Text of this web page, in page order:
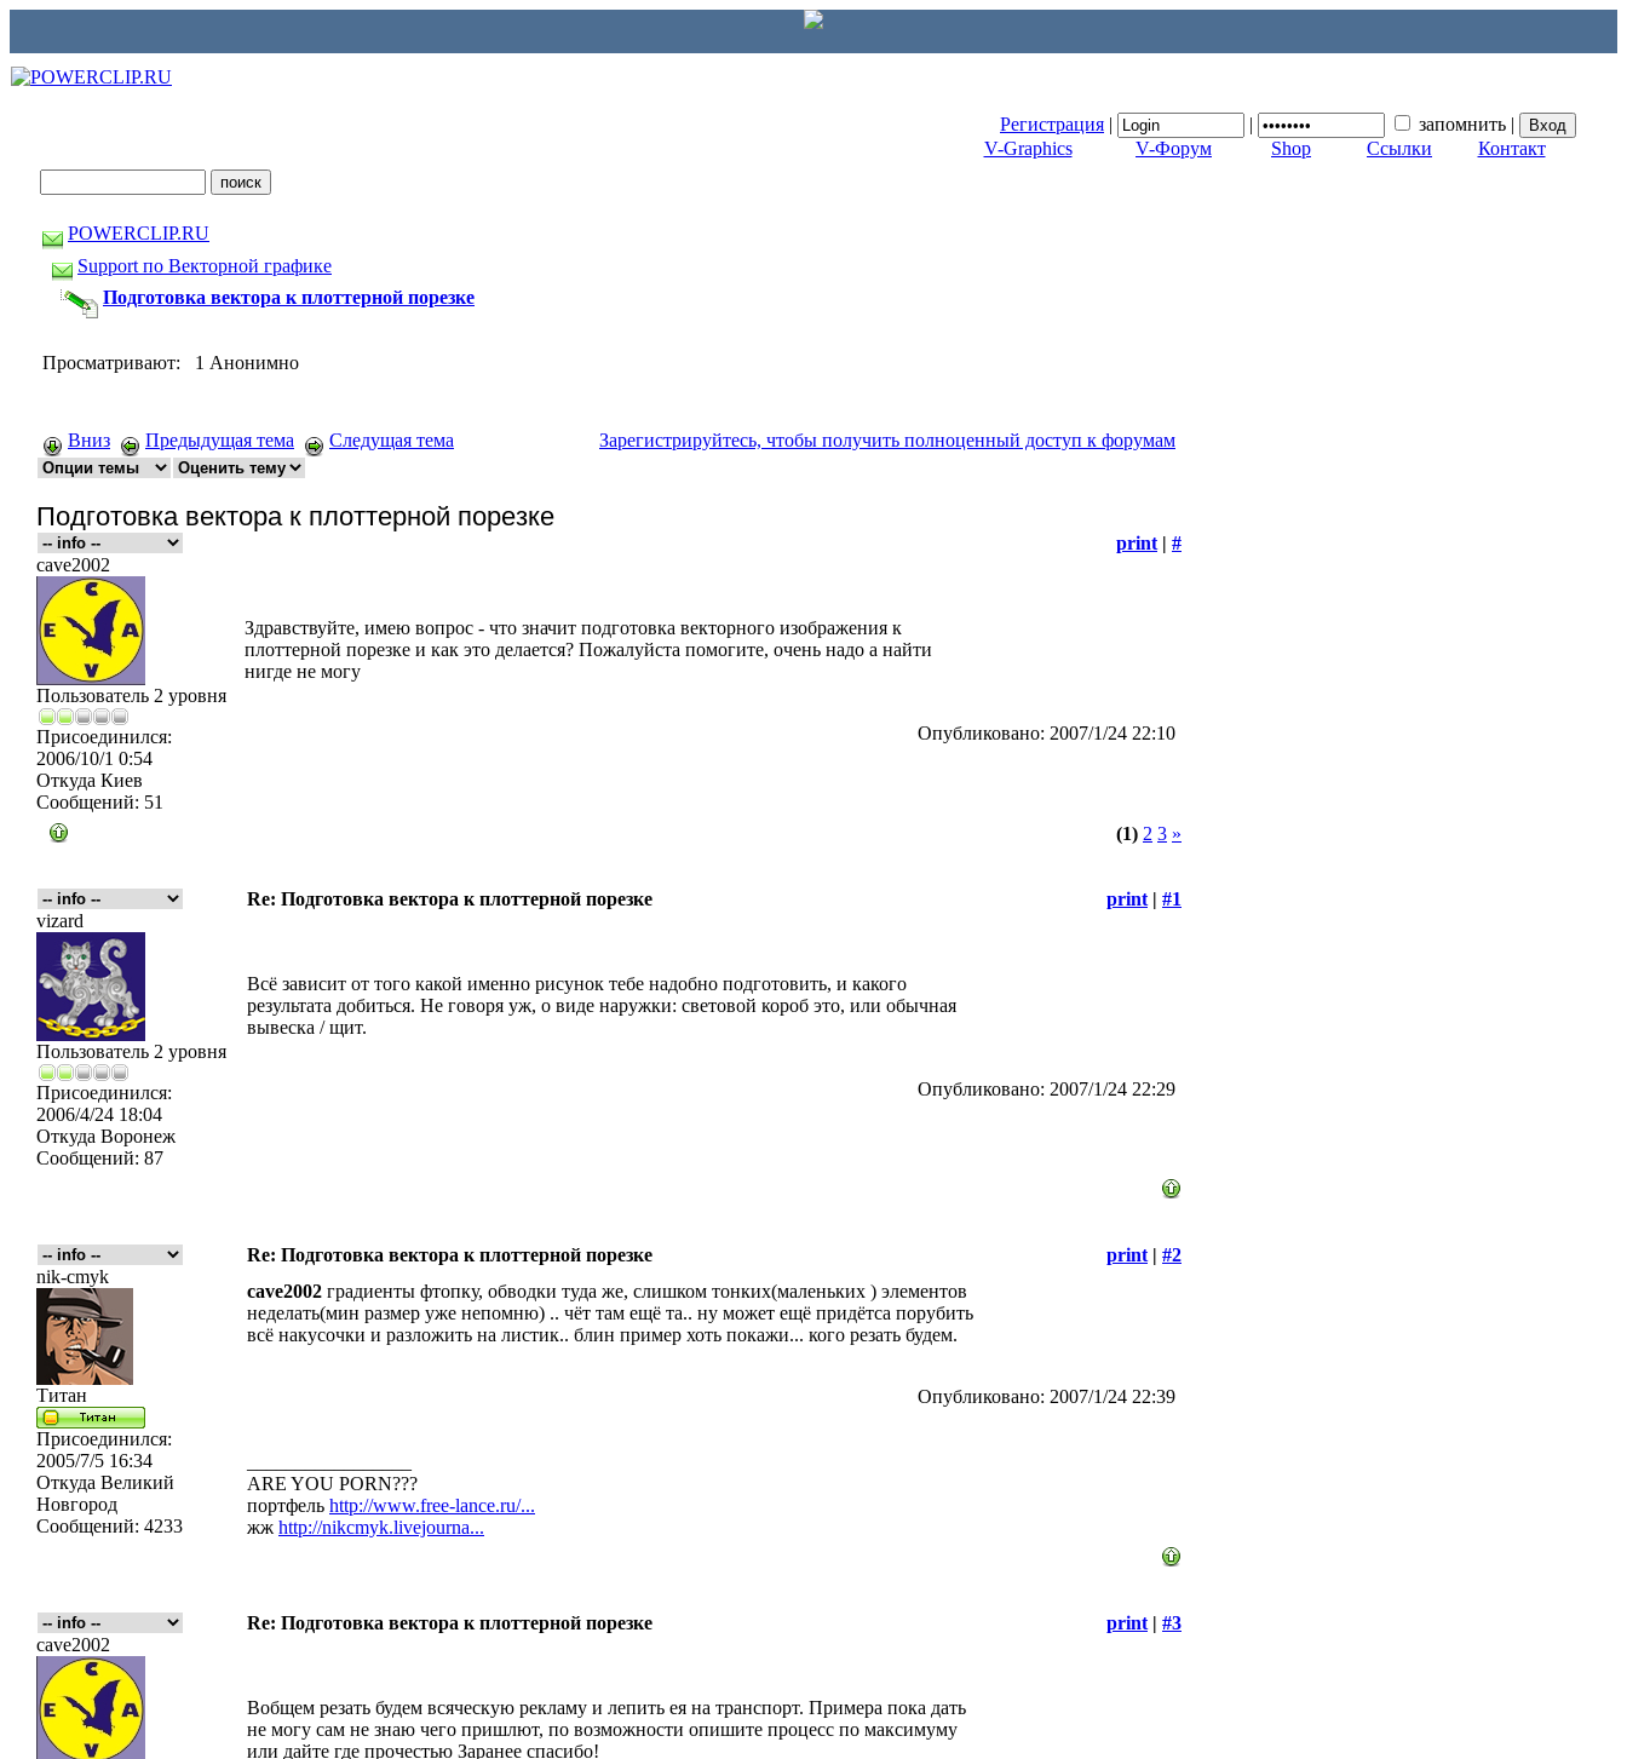
Регистрация | | запомнить |
V-Graphics
V-Форум Shop Ссылки Контакт
POWERCLIP.RU
Support по Векторной графике
Подготовка вектора к плоттерной порезке
Просматривают: 1 Анонимно
Вниз Предыдущая тема Следущая тема Зарегистрируйтесь, чтобы получить полноценный доступ к форумам
Подготовка вектора к плоттерной порезке
print | #
cave2002
Пользователь 2 уровня
Присоединился:
2006/10/1 0:54
Откуда Киев
Сообщений: 51
Здравствуйте, имею вопрос - что значит подготовка векторного изображения к
плоттерной порезке и как это делается? Пожалуйста помогите, очень надо а найти
нигде не могу
Опубликовано: 2007/1/24 22:10
(1) 2 3 »
Re: Подготовка вектора к плоттерной порезке print | #1
vizard
Пользователь 2 уровня
Присоединился:
2006/4/24 18:04
Откуда Воронеж
Сообщений: 87
Всё зависит от того какой именно рисунок тебе надобно подготовить, и какого
результата добиться. Не говоря уж, о виде наружки: световой короб это, или обычная
вывеска / щит.
Опубликовано: 2007/1/24 22:29
Re: Подготовка вектора к плоттерной порезке print | #2
nik-cmyk
Титан
Присоединился:
2005/7/5 16:34
Откуда Великий
Новгород
Сообщений: 4233
cave2002 градиенты фтопку, обводки туда же, слишком тонких(маленьких ) элементов
неделать(мин размер уже непомню) .. чёт там ещё та.. ну может ещё придётса порубить
всё накусочки и разложить на листик.. блин пример хоть покажи... кого резать будем.
Опубликовано: 2007/1/24 22:39
ARE YOU PORN???
портфель http://www.free-lance.ru/...
жж http://nikcmyk.livejourna...
Re: Подготовка вектора к плоттерной порезке print | #3
cave2002
Вобщем резать будем всяческую рекламу и лепить ея на транспорт. Примера пока дать
не могу сам не знаю чего пришлют, по возможности опишите процесс по максимуму
или дайте где прочестью Заранее спасибо!